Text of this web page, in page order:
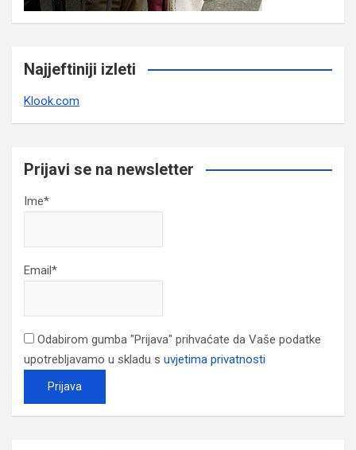
Najjeftiniji izleti
Klook.com
Prijavi se na newsletter
Ime*
Email*
Odabirom gumba "Prijava" prihvaćate da Vaše podatke
upotrebljavamo u skladu s uvjetima privatnosti